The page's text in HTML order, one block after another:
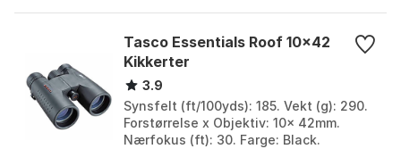
Tasco Essentials Roof 10x42
Kikkerter
3.9
Synsfelt (ft/100yds): 185. Vekt (g): 290.
Forstørrelse x Objektiv: 10x 42mm.
Nærfokus (ft): 30. Farge: Black.